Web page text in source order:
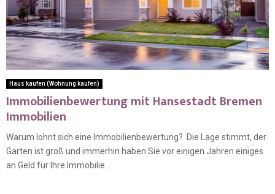
Haus kaufen (Wohnung kaufen)
Immobilienbewertung mit Hansestadt Bremen
Immobilien
Warum lohnt sich eine Immobilienbewertung? Die Lage stimmt, der
Garten ist groß und immerhin haben Sie vor einigen Jahren einiges
an Geld für Ihre Immobilie...